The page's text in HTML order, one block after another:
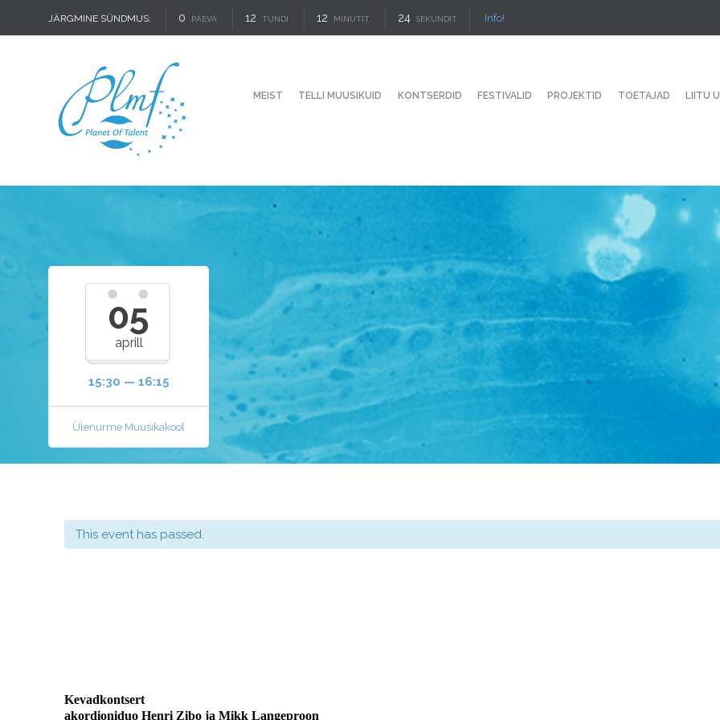
JÄRGMINE SÜNDMUS: 0 PÄEVA 12 TUNDI 12 MINUTIT 23 SEKUNDIT Info!
MEIST TELLI MUUSIKUID KONTSERDID FESTIVALID PROJEKTID TOETAJAD LIITU
05
aprill
15:30 — 16:15
Ülenurme Muusikakool
This event has passed.
Kevadkontsert
akordioniduo Henri Zibo ja Mikk Langeproon